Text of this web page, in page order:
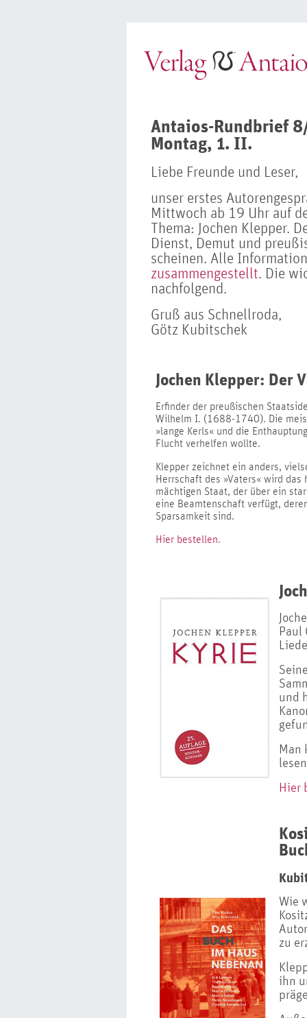
Antaios-Rundbrief
Montag, 1. II.
Liebe Freunde und Leser,
unser erstes
Mittwoch ab 19 Uhr auf
Thema: Jochen Klepper.
Dienst, Demut und
scheinen. Alle
zusammengestellt. Die
nachfolgend.
Gruß aus Schnellroda,
Götz Kubitschek
Jochen Klepper: Der
Erfinder der preußischen
Wilhelm I. (1688-1740). Die
»lange Kerls« und die
Flucht verhelfen wollte.
Klepper zeichnet ein anders,
Herrschaft des »Vaters« wird
mächtigen Staat, der über ein
eine Beamtenschaft verfügt,
Sparsamkeit sind.
Hier bestellen.
Paul
und
Man
Hier
Wie
zu
ihn